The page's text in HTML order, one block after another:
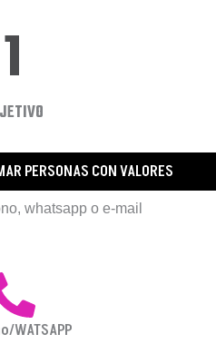
1
PERSONAS CON VALORES
whatsapp o e-mail
WATSAPP